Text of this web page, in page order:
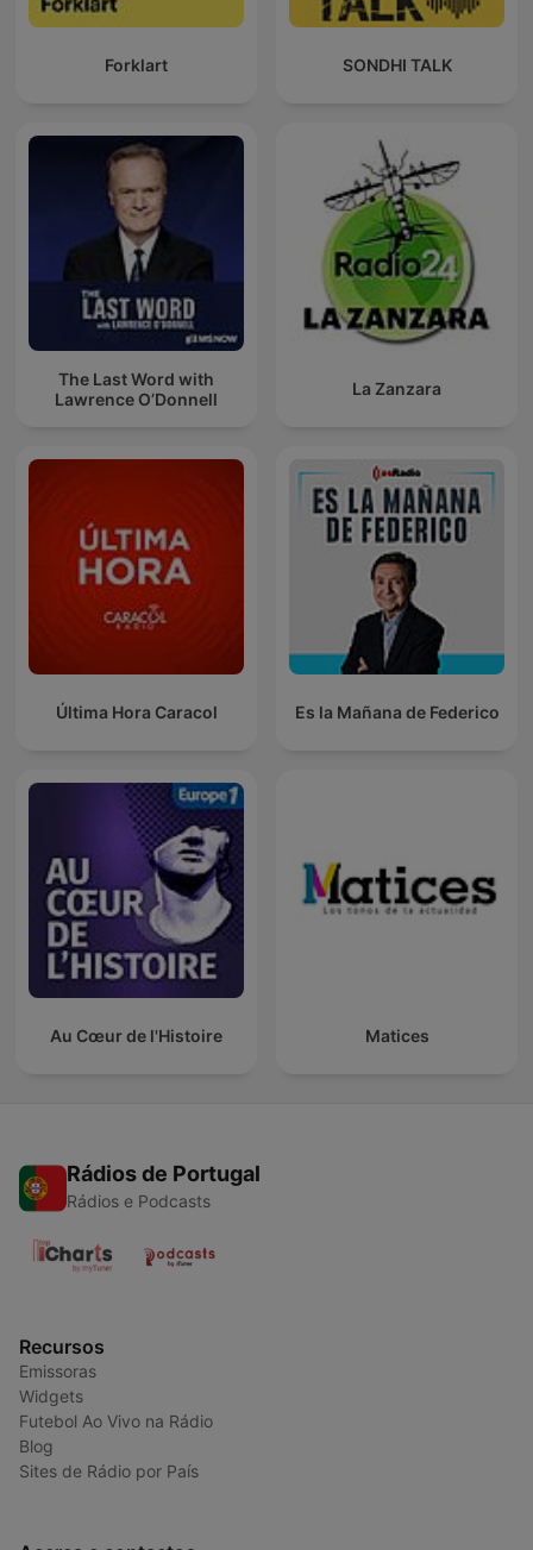
Forklart SONDHI TALK
The Last Word with
Lawrence O’Donnell
La Zanzara
Última Hora Caracol Es la Mañana de Federico
Au Cœur de l'Histoire Matices
Rádios de Portugal
Rádios e Podcasts
Recursos
Emissoras
Widgets
Futebol Ao Vivo na Rádio
Blog
Sites de Rádio por País